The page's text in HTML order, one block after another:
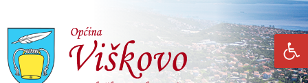
glavni
sadržaj